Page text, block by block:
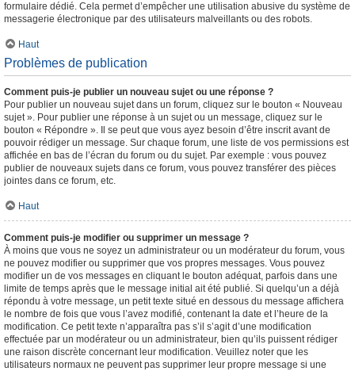
formulaire dédié. Cela permet d’empêcher une utilisation abusive du système de
messagerie électronique par des utilisateurs malveillants ou des robots.
Haut
Problèmes de publication
Comment puis-je publier un nouveau sujet ou une réponse ?
Pour publier un nouveau sujet dans un forum, cliquez sur le bouton « Nouveau
sujet ». Pour publier une réponse à un sujet ou un message, cliquez sur le
bouton « Répondre ». Il se peut que vous ayez besoin d’être inscrit avant de
pouvoir rédiger un message. Sur chaque forum, une liste de vos permissions est
affichée en bas de l’écran du forum ou du sujet. Par exemple : vous pouvez
publier de nouveaux sujets dans ce forum, vous pouvez transférer des pièces
jointes dans ce forum, etc.
Haut
Comment puis-je modifier ou supprimer un message ?
À moins que vous ne soyez un administrateur ou un modérateur du forum, vous
ne pouvez modifier ou supprimer que vos propres messages. Vous pouvez
modifier un de vos messages en cliquant le bouton adéquat, parfois dans une
limite de temps après que le message initial ait été publié. Si quelqu’un a déjà
répondu à votre message, un petit texte situé en dessous du message affichera
le nombre de fois que vous l’avez modifié, contenant la date et l’heure de la
modification. Ce petit texte n’apparaîtra pas s’il s’agit d’une modification
effectuée par un modérateur ou un administrateur, bien qu’ils puissent rédiger
une raison discrète concernant leur modification. Veuillez noter que les
utilisateurs normaux ne peuvent pas supprimer leur propre message si une